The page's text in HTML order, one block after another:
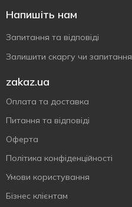
Напишіть нам
Запитання та відповіді
Залишити скаргу чи запитання
zakaz.ua
Оплата та доставка
Питання та відповіді
Оферта
Політика конфіденційності
Умови користування
Бізнес клієнтам